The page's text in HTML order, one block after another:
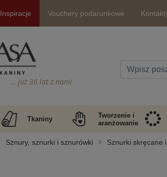
Inspiracje Vouchery podarunkowe
… już 36 lat z nami
Tkaniny
Tworzenie i
aranżowanie
Sznury, sznurki i sznurówki Sznurki skręcane